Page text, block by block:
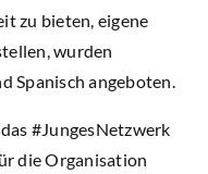
zu bieten, eigene
wurden
Spanisch angeboten.
#JungesNetzwerk
die Organisation